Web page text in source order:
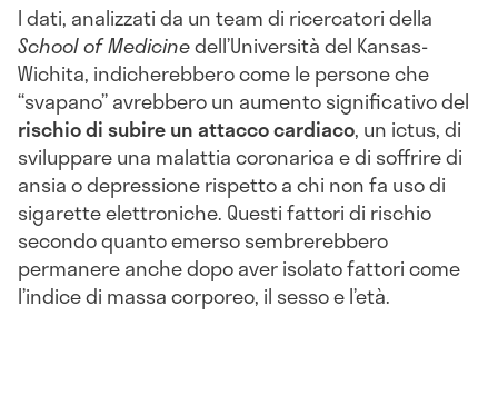
I dati, analizzati da un team di ricercatori della
School of Medicinedell’Università del Kansas-
Wichita, indicherebbero come le persone che
“svapano” avrebbero un aumento significativo del
rischio di subire un attacco cardiaco, un ictus, di
sviluppare una malattia coronarica e di soffrire di
ansia o depressione rispetto a chi non fa uso di
sigarette elettroniche. Questi fattori di rischio
secondo quanto emerso sembrerebbero
permanere anche dopo aver isolato fattori come
l’indice di massa corporeo, il sesso e l’età.